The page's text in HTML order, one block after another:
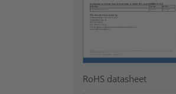
RoHS datasheet